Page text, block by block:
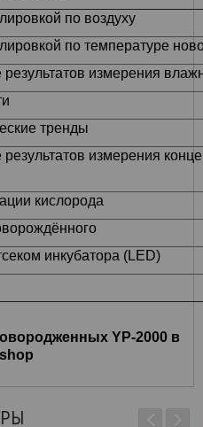
по воздуху
по температуре
измерения
тренды
измерения
кислорода
инкубатора (LED)
YP-2000 в